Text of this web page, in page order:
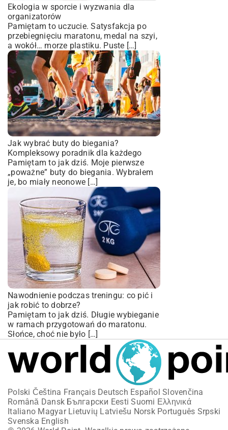
Ekologia w sporcie i wyzwania dla
organizatorów
Pamiętam to uczucie. Satysfakcja po
przebiegnięciu maratonu, medal na szyi,
a wokół… morze plastiku. Puste […]
Jak wybrać buty do biegania?
Kompleksowy poradnik dla każdego
Pamiętam to jak dziś. Moje pierwsze
„poważne” buty do biegania. Wybrałem
je, bo miały neonowe […]
Nawodnienie podczas treningu: co pić i
jak robić to dobrze?
Pamiętam to jak dziś. Długie wybieganie
w ramach przygotowań do maratonu.
Słońce, choć nie było […]
Polski Čeština Français Deutsch Español Slovenčina
Română Dansk Български Eesti Suomi Ελληνικά
Italiano Magyar Lietuvių Latviešu Norsk Português Srpski
Svenska English